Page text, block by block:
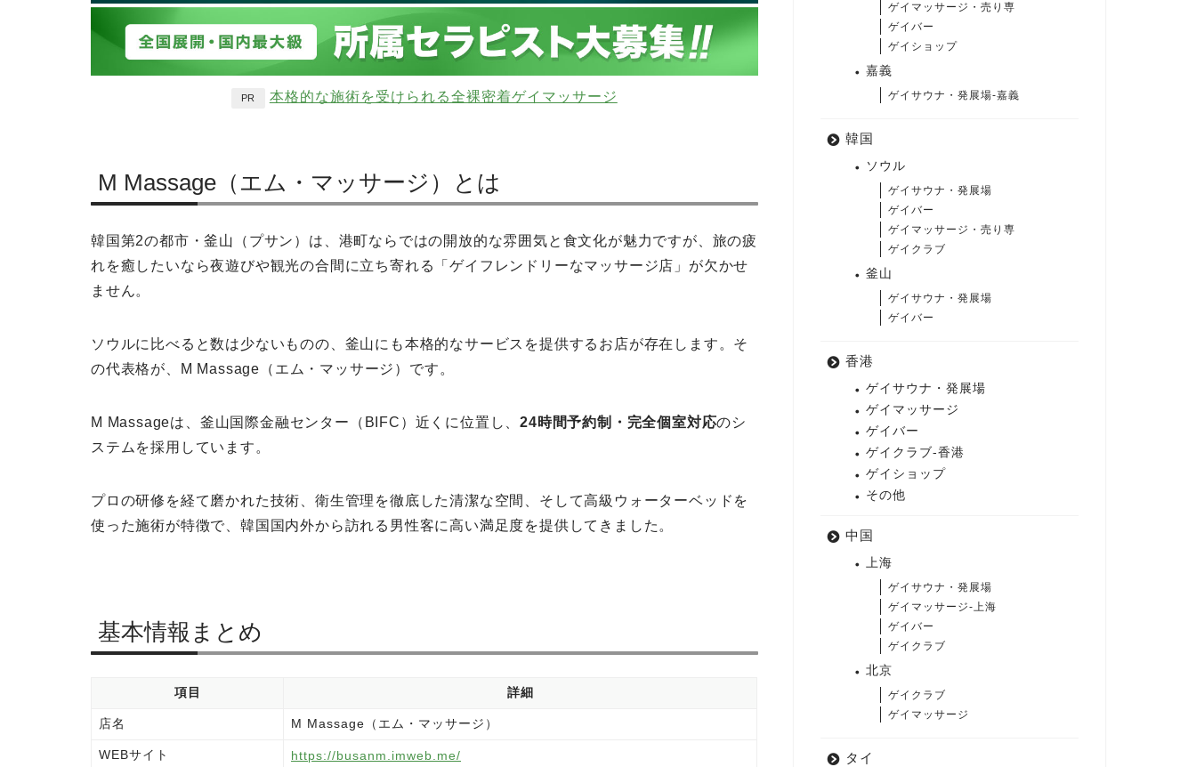
PR 本格的な施術を受けられる全裸密着ゲイマッサージ
M Massage（エム・マッサージ）とは
韓国第2の都市・釜山（プサン）は、港町ならではの開放的な雰囲気と食文化が魅力ですが、旅の疲
れを癒したいなら夜遊びや観光の合間に立ち寄れる「ゲイフレンドリーなマッサージ店」が欠かせ
ません。
ソウルに比べると数は少ないものの、釜山にも本格的なサービスを提供するお店が存在します。そ
の代表格が、M Massage（エム・マッサージ）です。
M Massageは、釜山国際金融センター（BIFC）近くに位置し、24時間予約制・完全個室対応のシ
ステムを採用しています。
プロの研修を経て磨かれた技術、衛生管理を徹底した清潔な空間、そして高級ウォーターベッドを
使った施術が特徴で、韓国国内外から訪れる男性客に高い満足度を提供してきました。
基本情報まとめ
項目 詳細
店名 M Massage（エム・マッサージ）
WEBサイト https://busanm.imweb.me/
ゲイマッサージ・売り専
ゲイバー
ゲイショップ
嘉義
ゲイサウナ・発展場-嘉義
韓国
ソウル
ゲイサウナ・発展場
ゲイバー
ゲイマッサージ・売り専
ゲイクラブ
釜山
ゲイサウナ・発展場
ゲイバー
香港
ゲイサウナ・発展場
ゲイマッサージ
ゲイバー
ゲイクラブ-香港
ゲイショップ
その他
中国
上海
ゲイサウナ・発展場
ゲイマッサージ-上海
ゲイバー
ゲイクラブ
北京
ゲイクラブ
ゲイマッサージ
タイ